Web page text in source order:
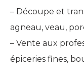
– Découpe et
agneau, veau,
– Vente aux
épiceries fines,